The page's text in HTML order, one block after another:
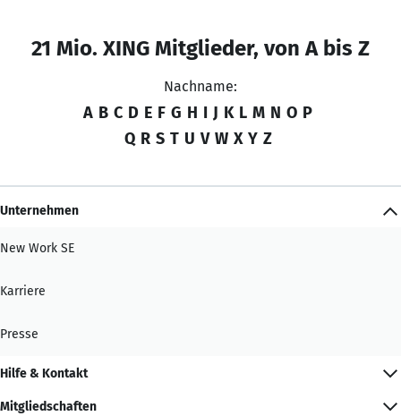
21 Mio. XING Mitglieder, von A bis Z
Nachname:
A B C D E F G H I J K L M N O P
Q R S T U V W X Y Z
Unternehmen
New Work SE
Karriere
Presse
Hilfe & Kontakt
Mitgliedschaften